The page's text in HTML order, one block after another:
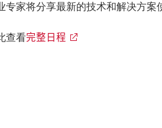
专家将分享最新的技术和解决方案
查看完整日程